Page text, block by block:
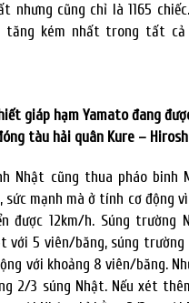
nhưng cũng chỉ là 1165
tăng kém nhất trong tất cả
giáp hạm Yamato đang
tàu hải quân Kure –
Nhật cũng thua pháo binh
sức mạnh mà ở tính cơ động
được 12km/h. Súng trường
với 5 viên/băng, súng trường
với khoảng 8 viên/băng.
2/3 súng Nhật. Nếu xét